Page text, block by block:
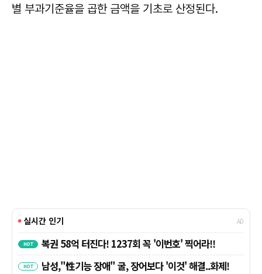
별 부과기준율을 곱한 금액을 기초로 산정된다.